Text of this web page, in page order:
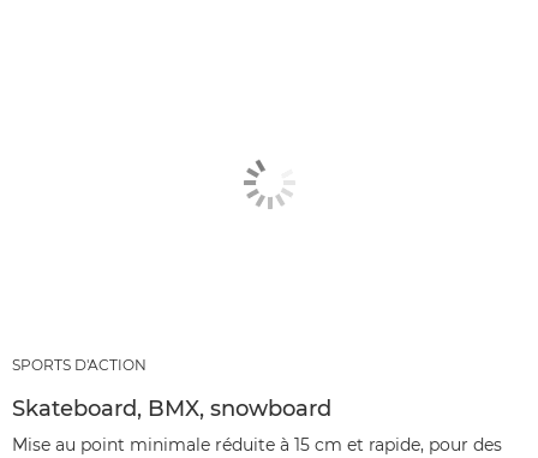
SPORTS D'ACTION
Skateboard, BMX, snowboard
Mise au point minimale réduite à 15 cm et rapide, pour des